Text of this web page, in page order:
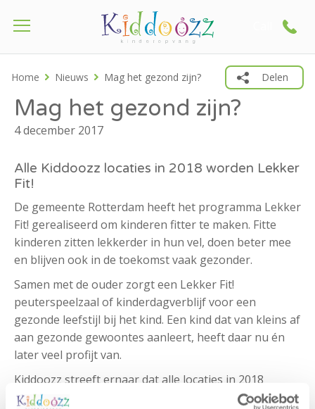
Home Nieuws Mag het gezond zijn? Delen
Mag het gezond zijn?
4 december 2017
Alle Kiddoozz locaties in 2018 worden Lekker
Fit!
De gemeente Rotterdam heeft het programma Lekker
Fit! gerealiseerd om kinderen fitter te maken. Fitte
kinderen zitten lekkerder in hun vel, doen beter mee
en blijven ook in de toekomst vaak gezonder.
Samen met de ouder zorgt een Lekker Fit!
peuterspeelzaal of kinderdagverblijf voor een
gezonde leefstijl bij het kind. Een kind dat van kleins af
aan gezonde gewoontes aanleert, heeft daar nu én
later veel profijt van.
Kiddoozz streeft ernaar dat alle locaties in 2018
Lekker Fit gecertificeerd zijn!